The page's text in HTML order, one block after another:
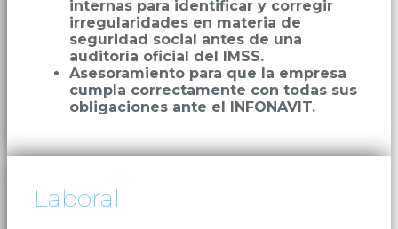
internas para identificar y corregir
irregularidades en materia de
seguridad social antes de una
auditoría oficial del IMSS.
Asesoramiento para que la empresa
cumpla correctamente con todas sus
obligaciones ante el INFONAVIT.
Laboral